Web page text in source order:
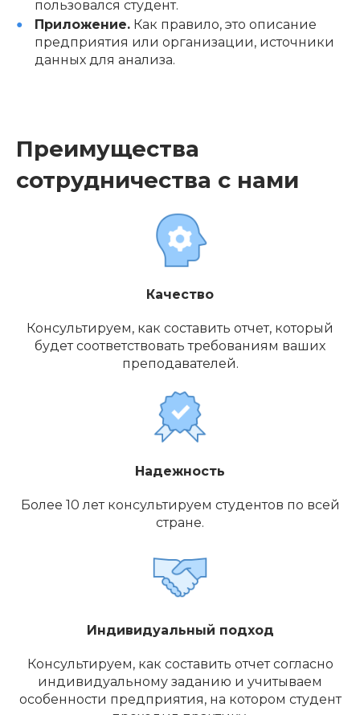
пользовался студент.
Приложение.Как правило, это описание
предприятия или организации, источники
данных для анализа.
Преимущества
сотрудничества с нами
Качество
Консультируем, как составить отчет, который
будет соответствовать требованиям ваших
преподавателей.
Надежность
Более 10 лет консультируем студентов по всей
стране.
Индивидуальный подход
Консультируем, как составить отчет согласно
индивидуальному заданию и учитываем
особенности предприятия, на котором студент